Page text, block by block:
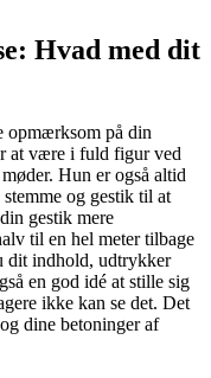
Hvad med dit
opmærksom på din
at være i fuld figur ved
Hun er også altid
og gestik til at
gestik mere
til en hel meter tilbage
dit indhold, udtrykker
en god idé at stille sig
ikke kan se det. Det
dine betoninger af